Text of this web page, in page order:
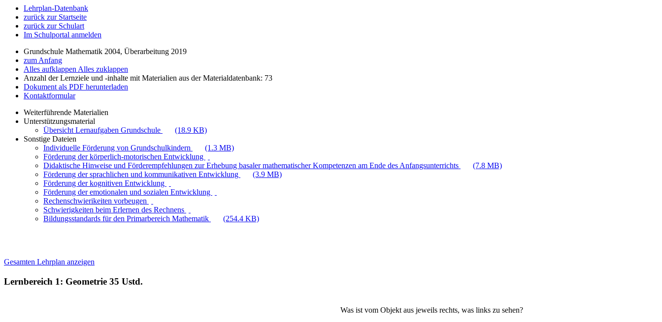
Lehrplan-Datenbank
zurück zur Startseite
zurück zur Schulart
Im Schulportal anmelden
Grundschule Mathematik 2004, Überarbeitung 2019
zum Anfang
Alles aufklappen Alles zuklappen
Anzahl der Lernziele und -inhalte mit Materialien aus der Materialdatenbank: 73
Dokument als PDF herunterladen
Kontaktformular
Weiterführende Materialien
Unterstützungsmaterial
Übersicht Lernaufgaben Grundschule
(18.9 KB)
Sonstige Dateien
Individuelle Förderung von Grundschulkindern
(1.3 MB)
Förderung der körperlich-motorischen Entwicklung
Didaktische Hinweise und Förderempfehlungen zur Erhebung basaler mathematischer Kompetenzen am Ende des Anfangsunterrichts
(7.8 MB)
Förderung der sprachlichen und kommunikativen Entwicklung
(3.9 MB)
Förderung der kognitiven Entwicklung
Förderung der emotionalen und sozialen Entwicklung
Rechenschwierikeiten vorbeugen
Schwierigkeiten beim Erlernen des Rechnens
Bildungsstandards für den Primarbereich Mathematik
(254.4 KB)
Gesamten Lehrplan anzeigen
Lernbereich 1: Geometrie 35 Ustd.
Was ist vom Objekt aus jeweils rechts, was links zu sehen?